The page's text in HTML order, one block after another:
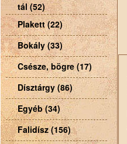
tál (52)
Plakett (22)
Bokály (33)
Csésze, bögre (17)
Dísztárgy (86)
Egyéb (34)
Falidísz (156)